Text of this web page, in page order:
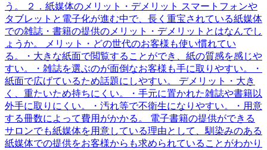
う。 ２．紙媒体のメリット・デメリット スマートフォンや
タブレットと電子化が進む中で、長く重宝されている紙媒体
での雑誌・書籍の提供のメリット・デメリットとはなんでし
ょうか。 メリット・どの世代のお客様も使い慣れてい
る。・大きな紙面で閲覧することができ、紙の質感を感じや
すい。・雑誌を選ぶのが面倒なお客様も手に取りやすい。・
紙面で広げているため話題にしやすい。 デメリット・大き
く、重たいため持ちにくい。・手元に置かれた雑誌や書籍以
外手に取りにくい。・汚れ等で不衛生になりやすい。・用意
する冊数によって費用がかかる。 電子書籍の提供ができる
サロンでも紙媒体を用意している理由として、馴染みのある
紙媒体での提供をお客様からも求められていることがわかり